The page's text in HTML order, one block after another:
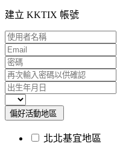
建立 KKTIX 帳號
偏好活動地區
北北基宜地區